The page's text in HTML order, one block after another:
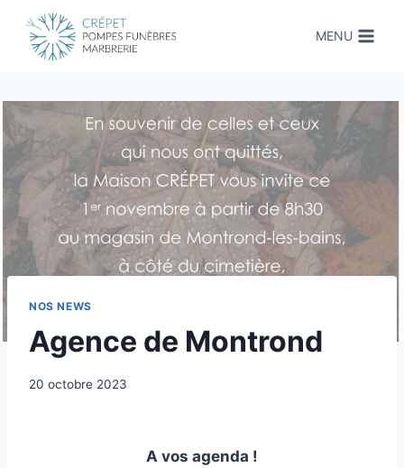
contenu
MENU
NOS NEWS
Agence de Montrond
Par
20 octobre 2023
A vos agenda !